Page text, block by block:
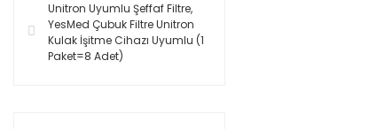
Unitron Uyumlu Şeffaf Filtre,
YesMed Çubuk Filtre Unitron
Kulak İşitme Cihazı Uyumlu (1
Paket=8 Adet)